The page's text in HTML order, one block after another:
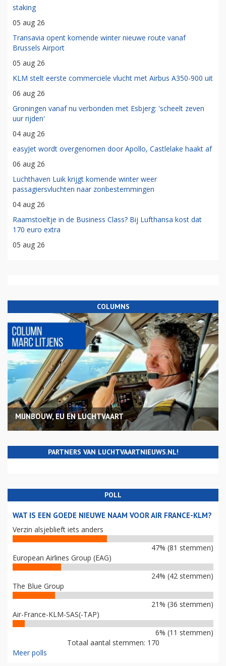
staking
05 aug 26
Transavia opent komende winter nieuwe route vanaf
Brussels Airport
05 aug 26
KLM stelt eerste commerciële vlucht met Airbus A350-900 uit
06 aug 26
Groningen vanaf nu verbonden met Esbjerg: 'scheelt zeven
uur rijden'
04 aug 26
easyJet wordt overgenomen door Apollo, Castlelake haakt af
06 aug 26
Luchthaven Luik krijgt komende winter weer
passagiersvluchten naar zonbestemmingen
04 aug 26
Raamstoeltje in de Business Class? Bij Lufthansa kost dat
170 euro extra
05 aug 26
COLUMNS
MIJNBOUW, EU EN LUCHTVAART
PARTNERS VAN LUCHTVAARTNIEUWS.NL!
POLL
WAT IS EEN GOEDE NIEUWE NAAM VOOR AIR FRANCE-KLM?
Verzin alsjeblieft iets anders
47% (81 stemmen)
European Airlines Group (EAG)
24% (42 stemmen)
The Blue Group
21% (36 stemmen)
Air-France-KLM-SAS(-TAP)
6% (11 stemmen)
Totaal aantal stemmen: 170
Meer polls